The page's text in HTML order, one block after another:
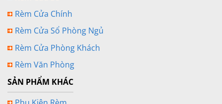
Rèm Cửa Chính
Rèm Cửa Sổ Phòng Ngủ
Rèm Cửa Phòng Khách
Rèm Văn Phòng
SẢN PHẨM KHÁC